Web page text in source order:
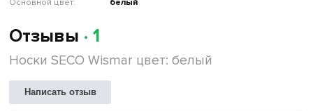
Основной цвет:
белый
Отзывы · 1
Носки SECO Wismar цвет: белый
Написать отзыв